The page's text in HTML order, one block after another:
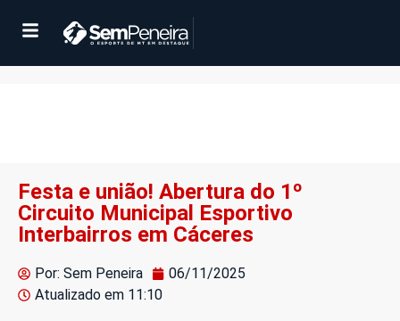
Festa e união! Abertura do 1º
Circuito Municipal Esportivo
Interbairros em Cáceres
Por: Sem Peneira
06/11/2025
Atualizado em 11:10